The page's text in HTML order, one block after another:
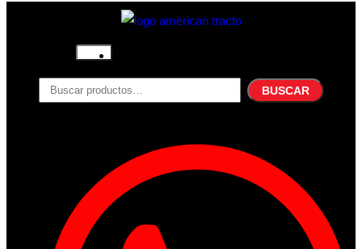
Nosotros
Productos
Refrigerante
Lubricantes
Contacto
BUSCAR